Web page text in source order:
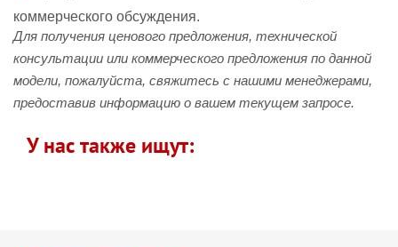
коммерческого обсуждения.
Для получения ценового предложения, технической
консультации или коммерческого предложения по данной
модели, пожалуйста, свяжитесь с нашими менеджерами,
предоставив информацию о вашем текущем запросе.
У нас также ищут: